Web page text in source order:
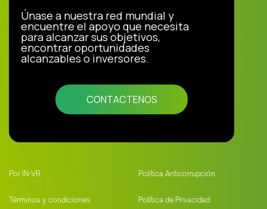
Únase a nuestra red mundial y
encuentre el apoyo que necesita
para alcanzar sus objetivos,
encontrar oportunidades
alcanzables o inversores.
CONTACTENOS
Por IN-VR Política Anticorrupción
Términos y condiciones Política de Privacidad